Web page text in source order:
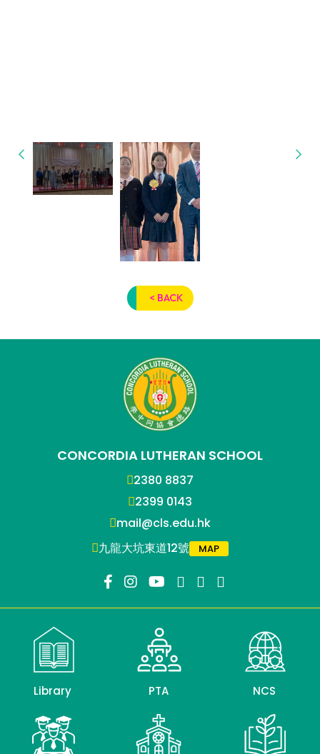
< BACK
CONCORDIA LUTHERAN SCHOOL
2380 8837
2399 0143
mail@cls.edu.hk
九龍大坑東道12號
MAP
Library PTA NCS